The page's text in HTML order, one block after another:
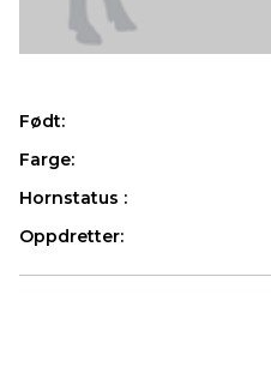
Født:
Farge:
Hornstatus :
Oppdretter: